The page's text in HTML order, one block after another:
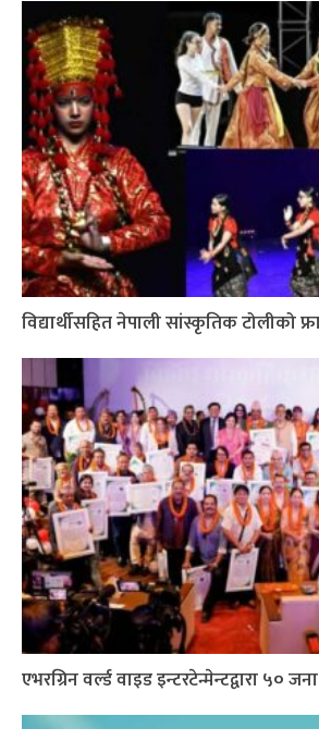
विद्यार्थीसहित नेपाली सांस्कृतिक टोलीको
एभरग्रिन वर्ल्ड वाइड इन्टरटेन्मेन्टद्वारा ५०